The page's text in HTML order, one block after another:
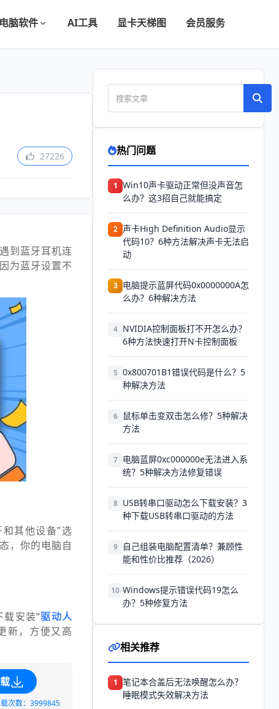
电脑软件 AI工具 显卡天梯图 会员服务
27226
到蓝牙耳机连
为蓝牙设置不
其他设备”选
，你的电脑自
载安装“驱动人
新，方便又高
次数：3999845
热门问题
1 Win10声卡驱动正常但没声音怎
么办？这3招自己就能搞定
2 声卡High Definition Audio显示
代码10？6种方法解决声卡无法启
动
3 电脑提示蓝屏代码0x0000000A怎
么办？6种解决方法
4 NVIDIA控制面板打不开怎么办？
6种方法快速打开N卡控制面板
5 0x800701B1错误代码是什么？5
种解决方法
6
鼠标单击变双击怎么修？5种解决
方法
7 电脑蓝屏0xc000000e无法进入系
统？5种解决方法修复错误
8 USB转串口驱动怎么下载安装？3
种下载USB转串口驱动的方法
9
自己组装电脑配置清单？兼顾性
能和性价比推荐（2026）
10 Windows提示错误代码19怎么
办？5种修复方法
相关推荐
1 笔记本合盖后无法唤醒怎么办？
睡眠模式失效解决方法